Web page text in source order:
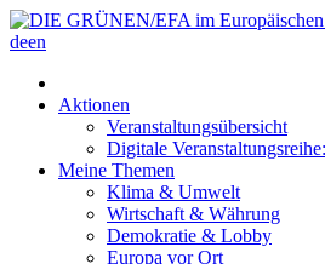
deen
Aktionen
Veranstaltungsübersicht
Digitale
Meine Themen
Klima & Umwelt
Wirtschaft & Währung
Demokratie & Lobby
Europa vor Ort